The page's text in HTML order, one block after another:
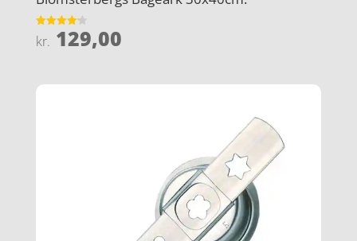
Vurderet
4.2
kr. 129,00